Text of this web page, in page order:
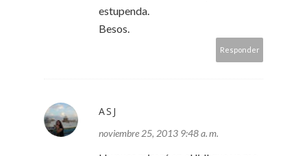
estupenda.
Besos.
Responder
ASJ
noviembre 25, 2013 9:48 a. m.